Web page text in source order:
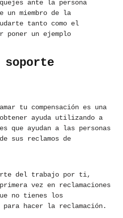
ante la persona
un miembro de la
tanto como el
poner un ejemplo
tu compensación es una
ayuda utilizando a
que ayudan a las personas
sus reclamos de
del trabajo por ti,
vez en reclamaciones
no tienes los
para hacer la reclamación.